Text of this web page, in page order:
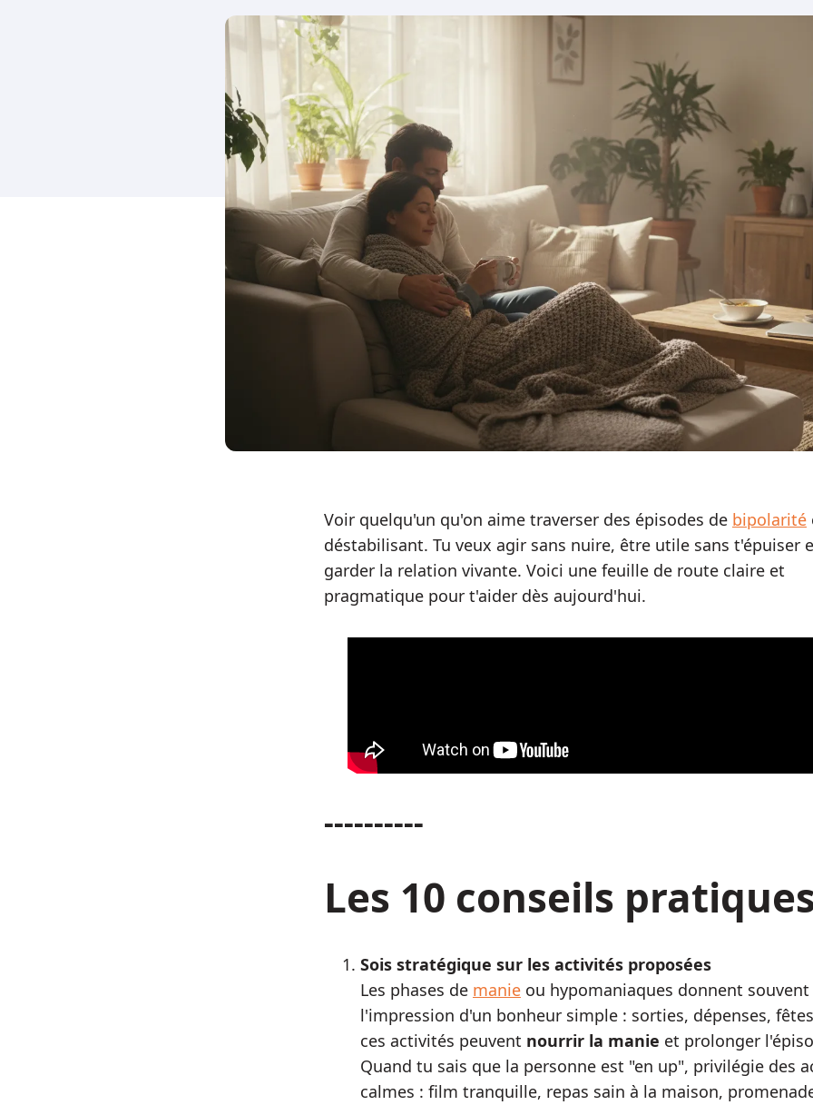
Voir quelqu'un qu'on aime traverser des épisodes de bipolarité
déstabilisant. Tu veux agir sans nuire, être utile sans t'épuiser
garder la relation vivante. Voici une feuille de route claire et
pragmatique pour t'aider dès aujourd'hui.
----------
Les 10 conseils
Sois stratégique sur les activités proposées
Les phases de manie ou hypomaniaques donnent souvent
l'impression d'un bonheur simple : sorties, dépenses,
ces activités peuvent nourrir la manie et prolonger
Quand tu sais que la personne est "en up", privilégie des
calmes : film tranquille, repas sain à la maison,